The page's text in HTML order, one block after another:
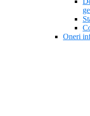
Oneri